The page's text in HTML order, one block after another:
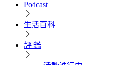
Podcast
生活百科
評 鑑